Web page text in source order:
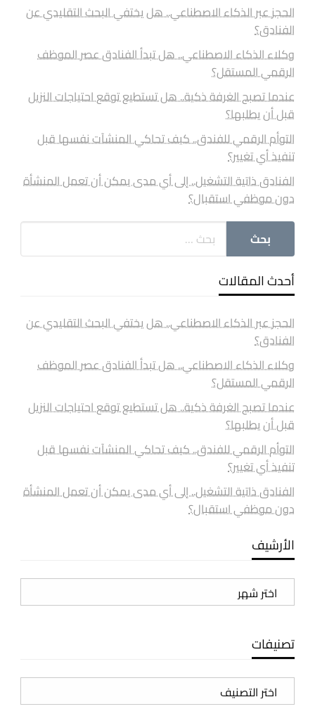
الحجز عبر الذكاء الاصطناعي.. هل يختفي البحث التقليدي عن
الفنادق؟
وكلاء الذكاء الاصطناعي.. هل تبدأ الفنادق عصر الموظف
الرقمي المستقل؟
عندما تصبح الغرفة ذكية.. هل تستطيع توقع احتياجات النزيل
قبل أن يطلبها؟
التوأم الرقمي للفندق.. كيف تحاكي المنشآت نفسها قبل
تنفيذ أي تغيير؟
الفنادق ذاتية التشغيل.. إلى أي مدى يمكن أن تعمل المنشأة
دون موظفي استقبال؟
أحدث المقالات
الحجز عبر الذكاء الاصطناعي.. هل يختفي البحث التقليدي عن
الفنادق؟
وكلاء الذكاء الاصطناعي.. هل تبدأ الفنادق عصر الموظف
الرقمي المستقل؟
عندما تصبح الغرفة ذكية.. هل تستطيع توقع احتياجات النزيل
قبل أن يطلبها؟
التوأم الرقمي للفندق.. كيف تحاكي المنشآت نفسها قبل
تنفيذ أي تغيير؟
الفنادق ذاتية التشغيل.. إلى أي مدى يمكن أن تعمل المنشأة
دون موظفي استقبال؟
الأرشيف
الأرشيف
تصنيفات
تصنيفات